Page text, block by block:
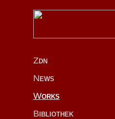
ZDN
N EWS
WORKS
B IBLIOTHEK